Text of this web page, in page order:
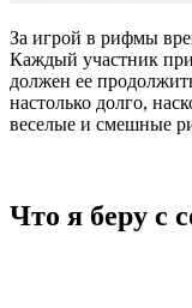
За игрой в рифмы
Каждый участник
должен ее
настолько долго,
веселые и смешные
Что я беру с